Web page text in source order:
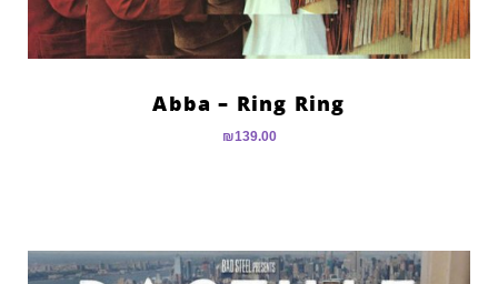
Abba – Ring Ring
₪139.00